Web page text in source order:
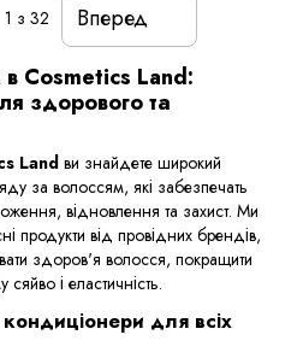
1 з 32
Вперед
Cosmetics Land:
здорового та
Landви знайдете широкий
за волоссям, які забезпечать
відновлення та захист. Ми
продукти від провідних брендів,
здоров'я волосся, покращити
сяйво і еластичність.
для всіх